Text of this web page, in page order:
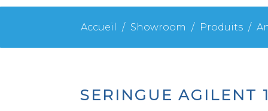
Accueil / Showroom / Produits /
SERINGUE AGILENT